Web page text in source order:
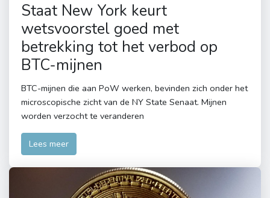
Staat New York keurt
wetsvoorstel goed met
betrekking tot het verbod op
BTC-mijnen
BTC-mijnen die aan PoW werken, bevinden zich onder het
microscopische zicht van de NY State Senaat. Mijnen
worden verzocht te veranderen
Lees meer